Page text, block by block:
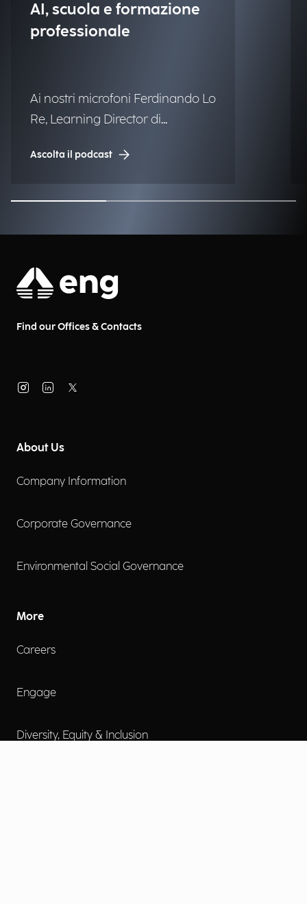
AI, scuola e formazione
professionale
Ai nostri microfoni Ferdinando Lo
Re, Learning Director di
Ascolta il podcast
Find our Offices & Contacts
About Us
Company Information
Corporate Governance
Environmental Social Governance
More
Careers
Engage
Diversity, Equity & Inclusion